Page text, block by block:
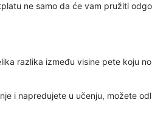
ne samo da će vam pružiti
razlika između visine pete koju
i napredujete u učenju, možete